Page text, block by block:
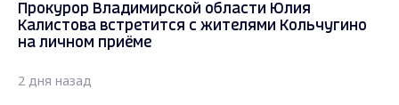
Прокурор Владимирской области Юлия
Калистова встретится с жителями Кольчугино
на личном приёме
2 дня назад